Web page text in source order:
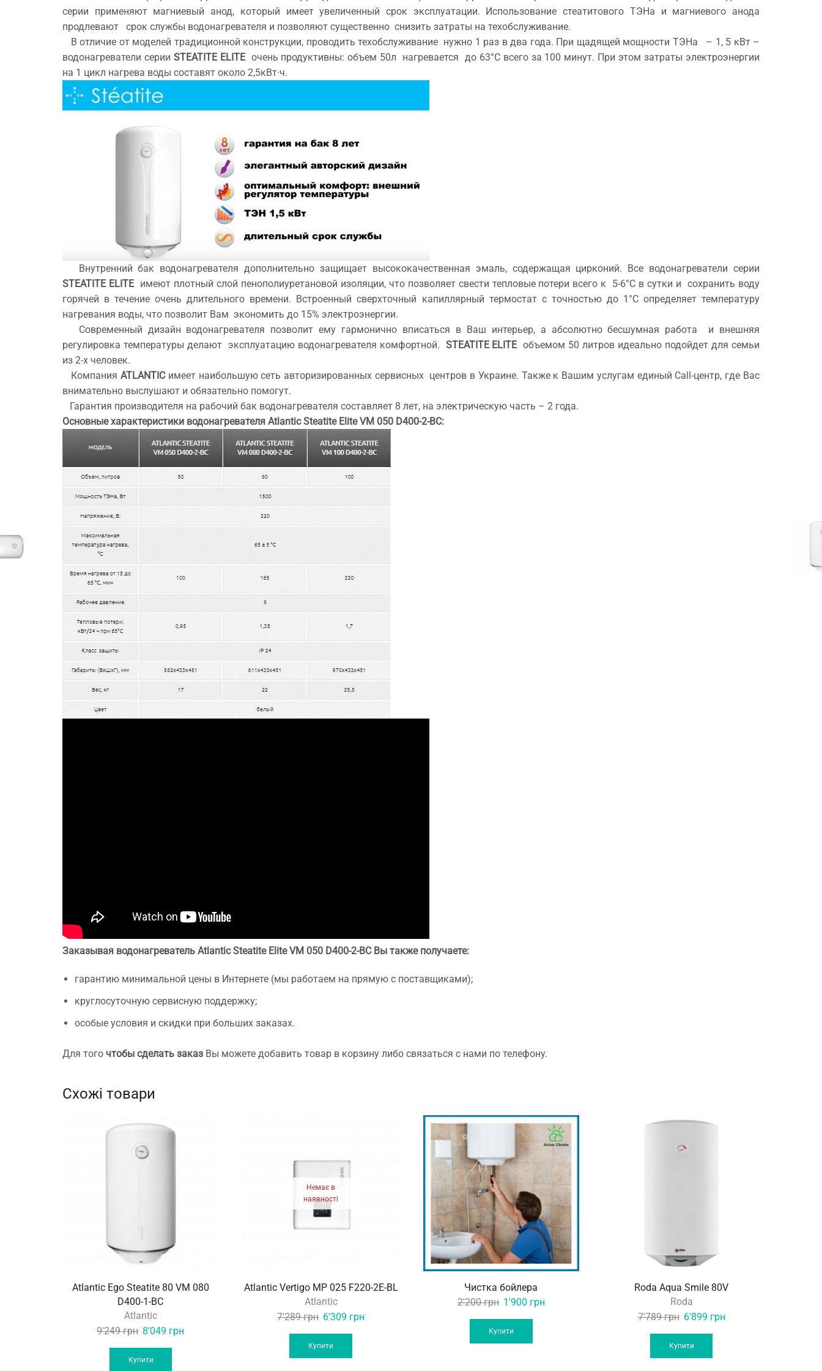
встановлення.
серии применяют магниевый анод, который имеет увеличенный срок эксплуатации. Использование стеатитового ТЭНа и магниевого анода
продлевают срок службы водонагревателя и позволяют существенно снизить затраты на техобслуживание.
В отличие от моделей традиционной конструкции, проводить техобслуживание нужно 1 раз в два года. При щадящей мощности ТЭНа – 1, 5 кВт –
водонагреватели серии STEATITE ELITEочень продуктивны: объем 50л нагревается до 63°C всего за 100 минут. При этом затраты электроэнергии
на 1 цикл нагрева воды составят около 2,5кВт·ч.
Внутренний бак водонагревателя дополнительно защищает высококачественная эмаль, содержащая цирконий. Все водонагреватели серии
STEATITE ELITEимеют плотный слой пенополиуретановой изоляции, что позволяет свести тепловые потери всего к 5-6°C в сутки и сохранить воду
горячей в течение очень длительного времени. Встроенный сверхточный капиллярный термостат с точностью до 1°C определяет температуру
нагревания воды, что позволит Вам экономить до 15% электроэнергии.
Современный дизайн водонагревателя позволит ему гармонично вписаться в Ваш интерьер, а абсолютно бесшумная работа и внешняя
регулировка температуры делают эксплуатацию водонагревателя комфортной. STEATITE ELITEобъемом 50 литров идеально подойдет для семьи
из 2-х человек.
КомпанияATLANTICимеет наибольшую сеть авторизированных сервисных центров в Украине. Также к Вашим услугам единый Call-центр, где Вас
внимательно выслушают и обязательно помогут.
Гарантия производителя на рабочий бак водонагревателя составляет 8 лет, на электрическую часть – 2 года.
Основные характеристики водонагревателя Atlantic Steatite Elite VM 050 D400-2-BC:
Заказывая водонагреватель Atlantic Steatite Elite VM 050 D400-2-BC Вы также получаете:
гарантию минимальной цены в Интернете (мы работаем на прямую с поставщиками);
круглосуточную сервисную поддержку;
особые условия и скидки при больших заказах.
Для того чтобы сделать заказ Вы можете добавить товар в корзину либо связаться с нами по телефону.
Схожі товари
Atlantic Ego Steatite 80 VM 080
D400-1-BC
Atlantic
9'249грн Original
price
was:
8'049 грн
Купити
Немає в
наявності
Atlantic Vertigo MP 025 F220-2E-BL
Atlantic
7'289грн Original
price
was:
7'289 грн.
6'309 грн
Купити
Чистка бойлера
2'200грн Original
price
was:
2'200 грн.
1'900 грнCurrent
Купити
Roda Aqua Smile 80V
Roda
7'789грн Original
price
was:
7'789 грн.
6'899 грнCurrent
Купити